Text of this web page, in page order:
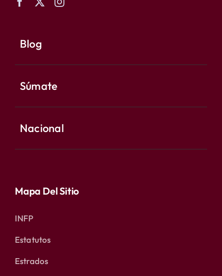
Blog
Súmate
Nacional
Mapa Del Sitio
INFP
Estatutos
Estrados